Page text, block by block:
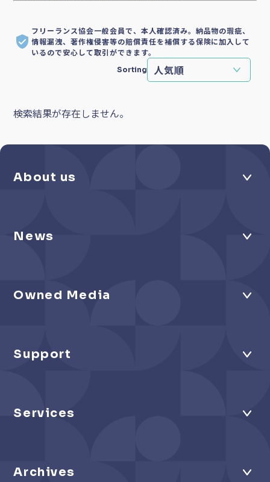
フリーランス協会一般会員で、本人確認済み。納品物の瑕疵、
情報漏洩、著作権侵害等の賠償責任を補償する保険に加入して
いるので安心して取引ができます。
Sorting
検索結果が存在しません。
About us
News
Owned Media
Support
Services
Archives